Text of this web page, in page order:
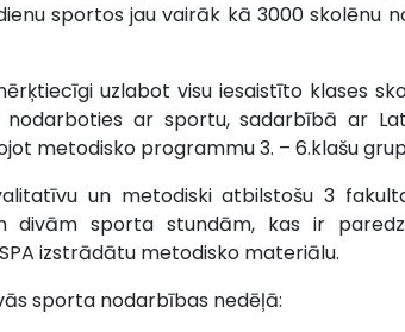
sportos jau vairāk kā 3000 skolēnu
uzlabot visu iesaistīto klases
ar sportu, sadarbībā ar
metodisko programmu 3. – 6.klašu
un metodiski atbilstošu 3
divām sporta stundām, kas ir
izstrādātu metodisko materiālu.
sporta nodarbības nedēļā: